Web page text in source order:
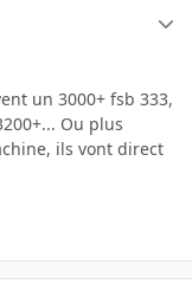
un 3000+ fsb 333,
Ou plus
ils vont direct